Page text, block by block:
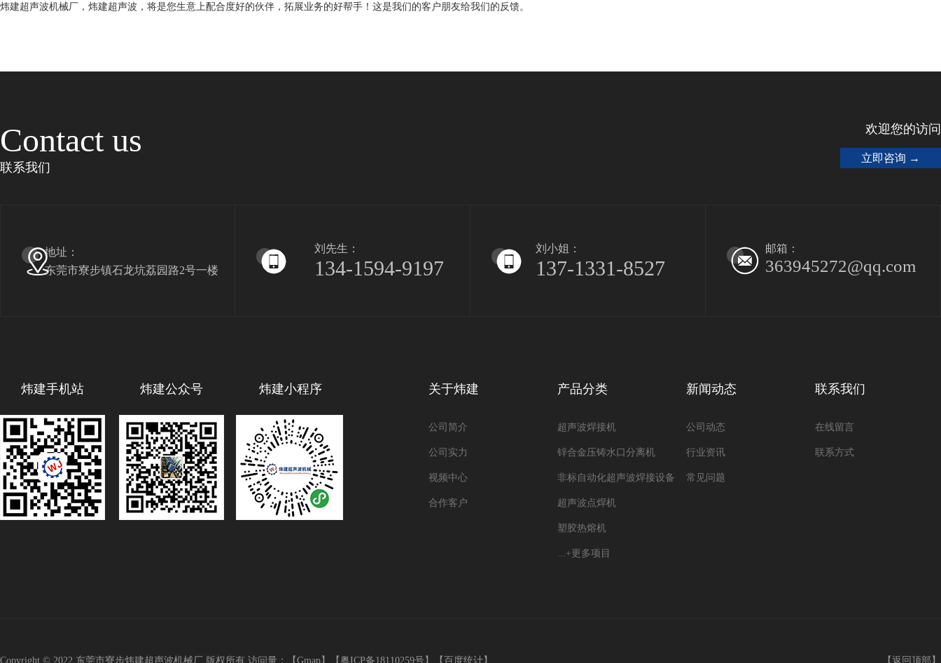
炜建超声波机械厂，炜建超声波，将是您生意上配合度好的伙伴，拓展业务的好帮手！这是我们的客户朋友给我们的反馈。
Contact us
联系我们
欢迎您的访问
立即咨询 →
地址：
东莞市寮步镇石龙坑荔园路2号一楼
刘先生：
134-1594-9197
刘小姐：
137-1331-8527
邮箱：
363945272@qq.com
炜建手机站 炜建公众号 炜建小程序 关于炜建
公司简介
公司实力
视频中心
合作客户
产品分类
超声波焊接机
锌合金压铸水口分离机
非标自动化超声波焊接设备
超声波点焊机
塑胶热熔机
...+更多项目
新闻动态
公司动态
行业资讯
常见问题
联系我们
在线留言
联系方式
Copyright © 2022 东莞市寮步炜建超声波机械厂 版权所有 访问量： 【 Gmap 】【 粤ICP备18110259号 】【 百度统计 】 【 返回顶部 】